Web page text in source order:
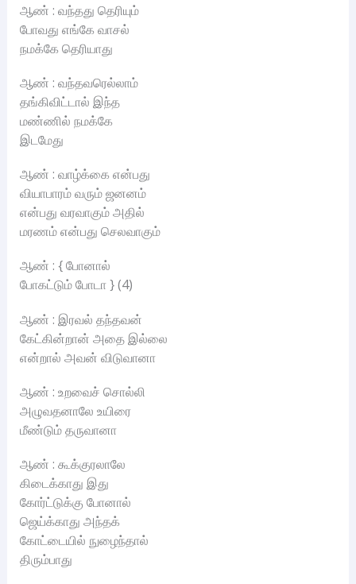
ஆண் : வந்தது தெரியும்
போவது எங்கே வாசல்
நமக்கே தெரியாது
ஆண் : வந்தவரெல்லாம்
தங்கிவிட்டால் இந்த
மண்ணில் நமக்கே
இடமேது
ஆண் : வாழ்க்கை என்பது
வியாபாரம் வரும் ஜனனம்
என்பது வரவாகும் அதில்
மரணம் என்பது செலவாகும்
ஆண் : { போனால்
போகட்டும் போடா } (4)
ஆண் : இரவல் தந்தவன்
கேட்கின்றான் அதை இல்லை
என்றால் அவன் விடுவானா
ஆண் : உறவைச் சொல்லி
அழுவதனாலே உயிரை
மீண்டும் தருவானா
ஆண் : கூக்குரலாலே
கிடைக்காது இது
கோர்ட்டுக்கு போனால்
ஜெய்க்காது அந்தக்
கோட்டையில் நுழைந்தால்
திரும்பாது